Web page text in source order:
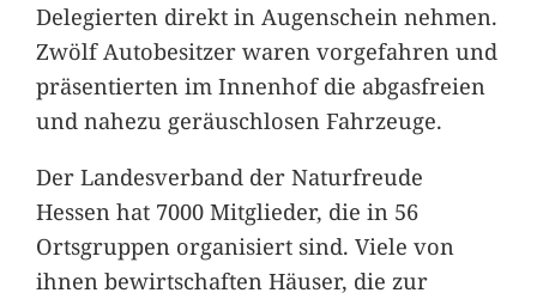
Delegierten direkt in Augenschein nehmen.
Zwölf Autobesitzer waren vorgefahren und
präsentierten im Innenhof die abgasfreien
und nahezu geräuschlosen Fahrzeuge.
Der Landesverband der Naturfreude
Hessen hat 7000 Mitglieder, die in 56
Ortsgruppen organisiert sind. Viele von
ihnen bewirtschaften Häuser, die zur